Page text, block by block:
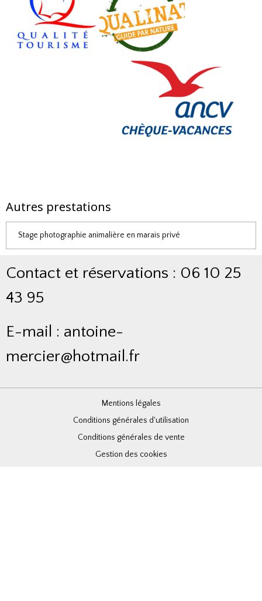
Autres prestations
Stage photographie animalière en marais privé
Contact et réservations : 06 10 25
43 95
E-mail : antoine-
mercier@hotmail.fr
Mentions légales
Conditions générales d'utilisation
Conditions générales de vente
Gestion des cookies